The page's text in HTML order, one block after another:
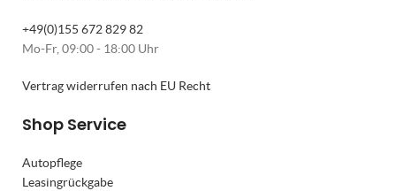
+49(0)155 672 829 82
Mo-Fr, 09:00 - 18:00 Uhr
Vertrag widerrufen nach EU Recht
Shop Service
Autopflege
Leasingrückgabe